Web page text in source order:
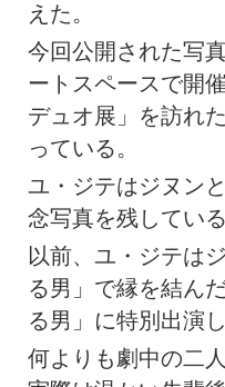
えた。
今回公開された写
ートスペースで開
デュオ展」を訪れ
っている。
ユ・ジテはジヌン
念写真を残している
以前、ユ・ジテは
る男」で縁を結ん
る男」に特別出演
何よりも劇中の二